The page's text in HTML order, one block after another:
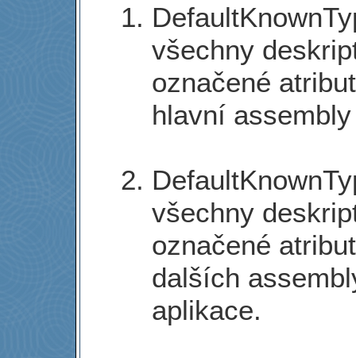
všechny
označené
hlavní
všechny
označené
dalších
aplikace.